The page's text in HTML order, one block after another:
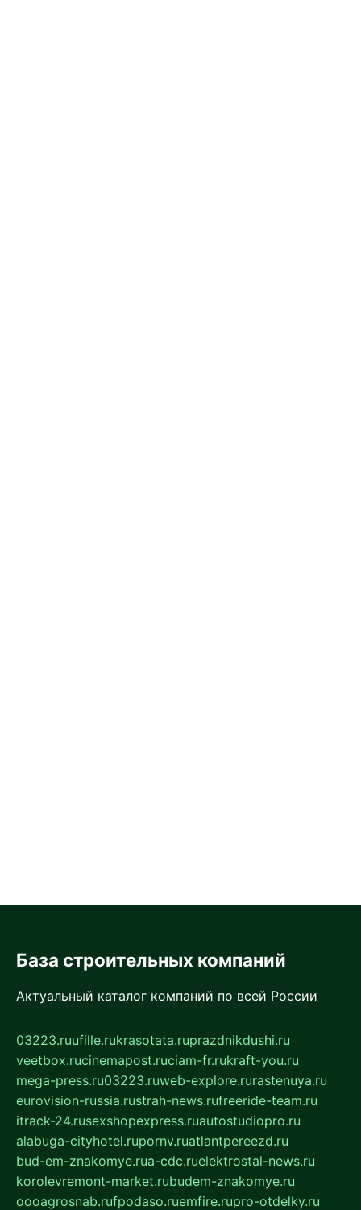
База строительных компаний
Актуальный каталог компаний по всей России
03223.ruufille.rukrasotata.ruprazdnikdushi.ru
veetbox.rucinemapost.ruciam-fr.rukraft-you.ru
mega-press.ru03223.ruweb-explore.rurastenuya.ru
eurovision-russia.rustrah-news.rufreeride-team.ru
itrack-24.rusexshopexpress.ruautostudiopro.ru
alabuga-cityhotel.rupornv.ruatlantpereezd.ru
bud-em-znakomye.rua-cdc.ruelektrostal-news.ru
korolevremont-market.rubudem-znakomye.ru
oooagrosnab.rufpodaso.ruemfire.rupro-otdelky.ru